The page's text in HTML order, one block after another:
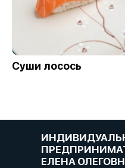
Суши лосось
ЕЛЕНА